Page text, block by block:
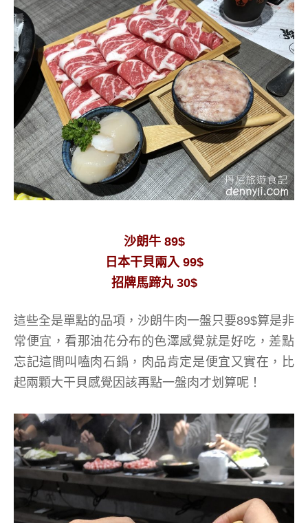
沙朗牛 89$
日本干貝兩入 99$
招牌馬蹄丸 30$
這些全是單點的品項，沙朗牛肉一盤只要89$算是非
常便宜，看那油花分布的色澤感覺就是好吃，差點
忘記這間叫嗑肉石鍋，肉品肯定是便宜又實在，比
起兩顆大干貝感覺因該再點一盤肉才划算呢！